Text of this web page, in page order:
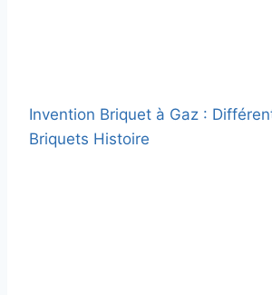
Invention Briquet à Gaz :
Briquets Histoire